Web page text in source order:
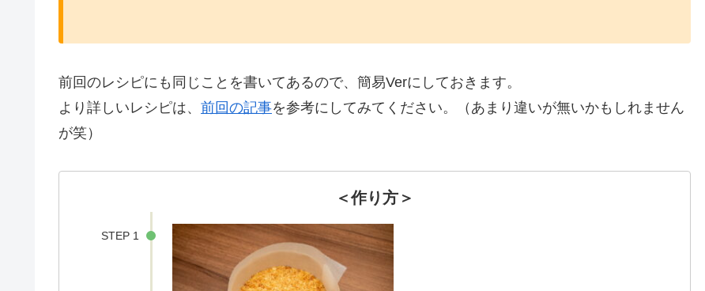
前回のレシピにも同じことを書いてあるので、簡易Verにしておきます。
より詳しいレシピは、 前回の記事を参考にしてみてください。（あまり違いが無いかもしれません
が笑）
＜作り方＞
STEP 1